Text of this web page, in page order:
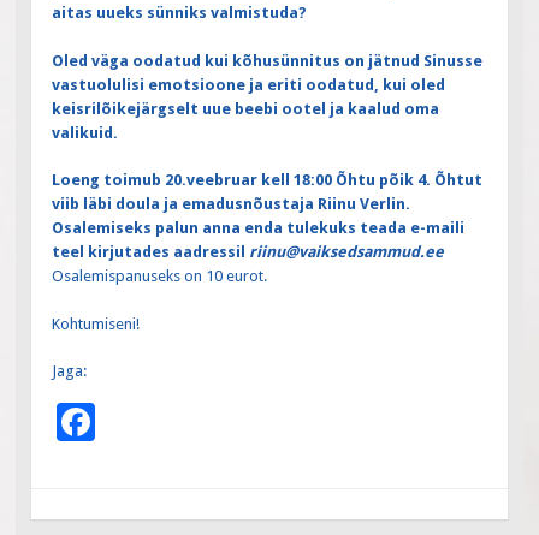
aitas uueks sünniks valmistuda?
Oled väga oodatud kui kõhusünnitus on jätnud Sinusse
vastuolulisi emotsioone ja eriti oodatud, kui oled
keisrilõikejärgselt uue beebi ootel ja kaalud oma
valikuid.
Loeng toimub 20.veebruar kell 18:00 Õhtu põik 4. Õhtut
viib läbi doula ja emadusnõustaja Riinu Verlin.
Osalemiseks palun anna enda tulekuks teada e-maili
teel kirjutades aadressil riinu@vaiksedsammud.ee
Osalemispanuseks on 10 eurot.
Kohtumiseni!
Jaga: